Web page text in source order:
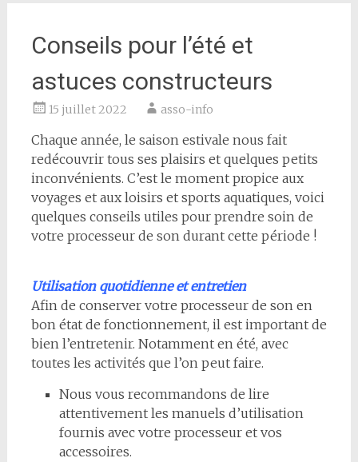
Conseils pour l’été et
astuces constructeurs
15 juillet 2022 asso-info
Chaque année, le saison estivale nous fait
redécouvrir tous ses plaisirs et quelques petits
inconvénients. C’est le moment propice aux
voyages et aux loisirs et sports aquatiques, voici
quelques conseils utiles pour prendre soin de
votre processeur de son durant cette période !
Utilisation quotidienne et entretien
Afin de conserver votre processeur de son en
bon état de fonctionnement, il est important de
bien l’entretenir. Notamment en été, avec
toutes les activités que l’on peut faire.
Nous vous recommandons de lire
attentivement les manuels d’utilisation
fournis avec votre processeur et vos
accessoires.